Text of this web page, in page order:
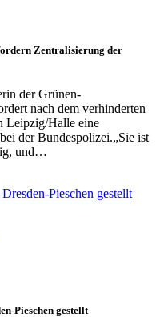
Zentralisierung der
der Grünen-
nach dem verhinderten
Leipzig/Halle eine
der Bundespolizei.„Sie ist
und…
Pieschen gestellt